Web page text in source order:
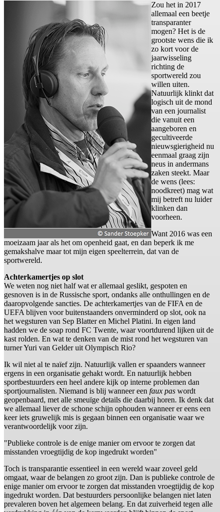
Zou het in 2017
allemaal een beetje
transparanter
mogen? Het is de
grootste wens die ik
zo kort voor de
jaarwisseling
richting de
sportwereld zou
willen uiten.
Natuurlijk klinkt dat
logisch uit de mond
van een journalist
die vanuit een
aangeboren en
gecultiveerde
nieuwsgierigheid nu
eenmaal graag zijn
neus in andermans
zaken steekt. Maar
de wens (lees:
noodkreet) mag wat
mij betreft nu luider
klinken dan
voorheen.
Want 2016 was een
moeizaam jaar als het om openheid gaat, en dan beperk ik me
gemakshalve maar tot mijn eigen speelterrein, dat van de
sportwereld.
Achterkamertjes op slot
We weten nog niet half wat er allemaal geslikt, gespoten en
gesnoven is in de Russische sport, ondanks alle onthullingen en de
daaropvolgende sancties. De achterkamertjes van de FIFA en de
UEFA blijven voor buitenstaanders onverminderd op slot, ook na
het wegsturen van Sep Blatter en Michel Platini. In eigen land
hadden we de soap rond FC Twente, waar voortdurend lijken uit de
kast rolden. En wat te denken van de mist rond het wegsturen van
turner Yuri van Gelder uit Olympisch Rio?
Ik wil niet al te naïef zijn. Natuurlijk vallen er spaanders wanneer
ergens in een organisatie gehakt wordt. En natuurlijk hebben
sportbestuurders een heel andere kijk op interne problemen dan
sportjournalisten. Niemand is blij wanneer een faux pas wordt
geopenbaard, met alle smeuïge details die daarbij horen. Ik denk dat
we allemaal liever de schone schijn ophouden wanneer er eens een
keer iets gruwelijk mis is gegaan binnen een organisatie waar we
verantwoordelijk voor zijn.
"Publieke controle is de enige manier om ervoor te zorgen dat
misstanden vroegtijdig de kop ingedrukt worden"
Toch is transparantie essentieel in een wereld waar zoveel geld
omgaat, waar de belangen zo groot zijn. Dan is publieke controle de
enige manier om ervoor te zorgen dat misstanden vroegtijdig de kop
ingedrukt worden. Dat bestuurders persoonlijke belangen niet laten
prevaleren boven het algemeen belang. En dat zuiverheid tegen alle